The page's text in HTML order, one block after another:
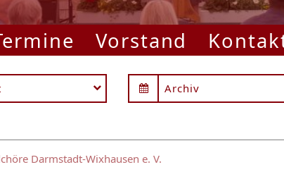
Vorstand
Archiv
Darmstadt-Wixhausen e. V.